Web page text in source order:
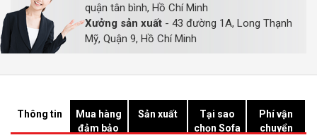
quận tân bình, Hồ Chí Minh
Xưởng sản xuất - 43 đường 1A, Long Thạnh
Mỹ, Quận 9, Hồ Chí Minh
Thông tin
Mua hàng
đảm bảo
Sản xuất
Tại sao
chọn Sofa
Phí vận
chuyển